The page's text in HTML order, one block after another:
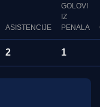
ASISTENCIJE
GOLOVI
IZ
PENALA
2 1